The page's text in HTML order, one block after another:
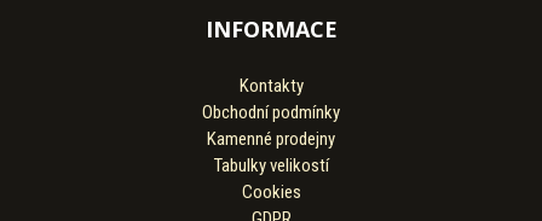
INFORMACE
Kontakty
Obchodní podmínky
Kamenné prodejny
Tabulky velikostí
Cookies